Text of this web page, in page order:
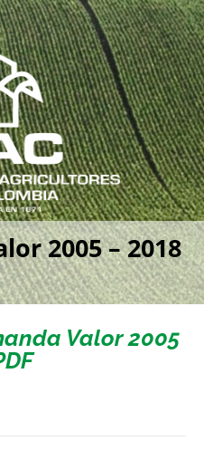
2005 – 2018
Valor 2005